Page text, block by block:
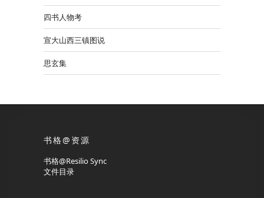
四书人物考
宣大山西三镇图说
思玄集
书格@资源
书格@Resilio Sync
文件目录